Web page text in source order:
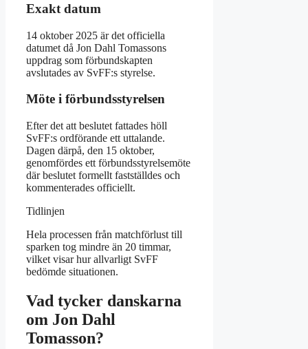
Exakt datum
14 oktober 2025 är det officiella
datumet då Jon Dahl Tomassons
uppdrag som förbundskapten
avslutades av SvFF:s styrelse.
Möte i förbundsstyrelsen
Efter det att beslutet fattades höll
SvFF:s ordförande ett uttalande.
Dagen därpå, den 15 oktober,
genomfördes ett förbundsstyrelsemöte
där beslutet formellt fastställdes och
kommenterades officiellt.
Tidlinjen
Hela processen från matchförlust till
sparken tog mindre än 20 timmar,
vilket visar hur allvarligt SvFF
bedömde situationen.
Vad tycker danskarna
om Jon Dahl
Tomasson?